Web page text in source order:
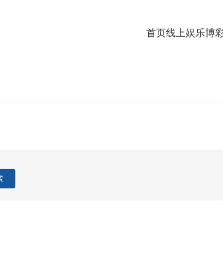
首页线上娱乐博